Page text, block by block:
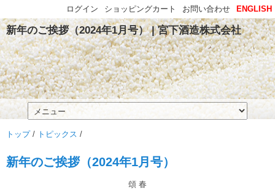
新年のご挨拶（2024年1月号） | 宮下酒造株式会社
トップ/ トピックス /
新年のご挨拶（2024年1月号）
頌 春
ENGLISH
お問い合わせ
ショッピングカート
ログイン